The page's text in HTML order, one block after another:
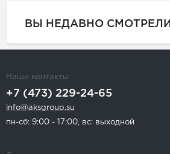
ВЫ НЕДАВНО СМОТРЕЛИ
Наши контакты
+7 (473) 229-24-65
info@aksgroup.su
пн-сб: 9:00 - 17:00, вс: выходной